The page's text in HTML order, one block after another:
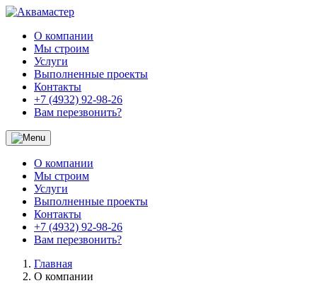
О компании
Мы строим
Услуги
Выполненные проекты
Контакты
+7 (4932) 92-98-26
Вам перезвонить?
О компании
Мы строим
Услуги
Выполненные проекты
Контакты
+7 (4932) 92-98-26
Вам перезвонить?
Главная
О компании